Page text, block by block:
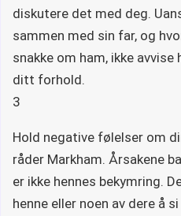
diskutere det med deg.
sammen med sin far, og
snakke om ham, ikke avvise
ditt forhold.
3
Hold negative følelser om
råder Markham. Årsakene
er ikke hennes bekymring.
henne eller noen av dere å